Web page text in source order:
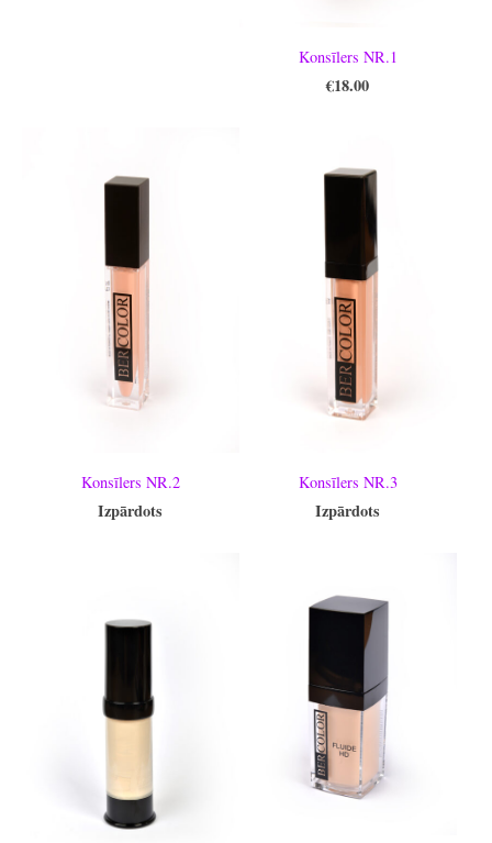
Konsīlers NR.1
€18.00
Konsīlers NR.2
Izpārdots
Konsīlers NR.3
Izpārdots